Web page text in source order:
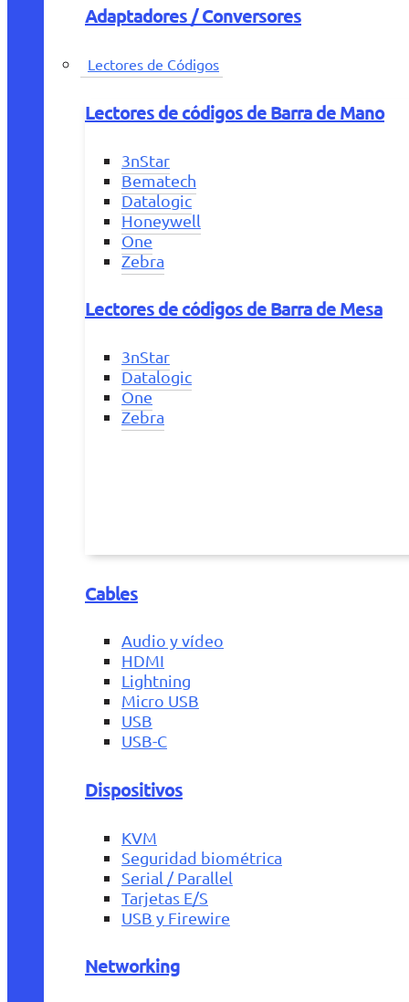
Adaptadores / Conversores
Lectores de Códigos
Lectores de códigos de Barra de Mano
3nStar
Bematech
Datalogic
Honeywell
One
Zebra
Lectores de códigos de Barra de Mesa
3nStar
Datalogic
One
Zebra
Cables
Audio y vídeo
HDMI
Lightning
Micro USB
USB
USB-C
Dispositivos
KVM
Seguridad biométrica
Serial / Parallel
Tarjetas E/S
USB y Firewire
Networking